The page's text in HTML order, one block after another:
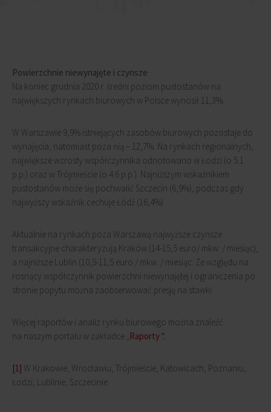
Powierzchnie niewynajęte i czynsze
Na koniec grudnia 2020 r. średni poziom pustostanów na
największych rynkach biurowych w Polsce wynosił 11,3%.
W Warszawie 9,9% istniejących zasobów biurowych pozostaje do
wynajęcia, natomiast poza nią – 12,7%. Na rynkach regionalnych,
największe wzrosty współczynnika odnotowano w Łodzi (o 5.1
p.p.) oraz w Trójmieście (o 4.6 p.p.). Najniższym wskaźnikiem
pustostanów może się pochwalić Szczecin (6,9%), podczas gdy
najwyższy wskaźnik cechuje Łódź (16,4%).
Aktualnie na rynkach poza Warszawą najwyższe czynsze
transakcyjne charakteryzują Kraków (14-15,5 euro/ mkw. / miesiąc),
a najniższe Lublin (10,5-11,5 euro / mkw. / miesiąc. Ze względu na
rosnący współczynnik powierzchni niewynajętej i ograniczenia po
stronie popytu można zaobserwować presję na stawki.
Więcej raportów i analiz rynku biurowego można znaleźć
na naszym portalu w zakładce „Raporty”.
[1] W Krakowie, Wrocławiu, Trójmieście, Katowicach, Poznaniu,
Łodzi, Lublinie, Szczecinie